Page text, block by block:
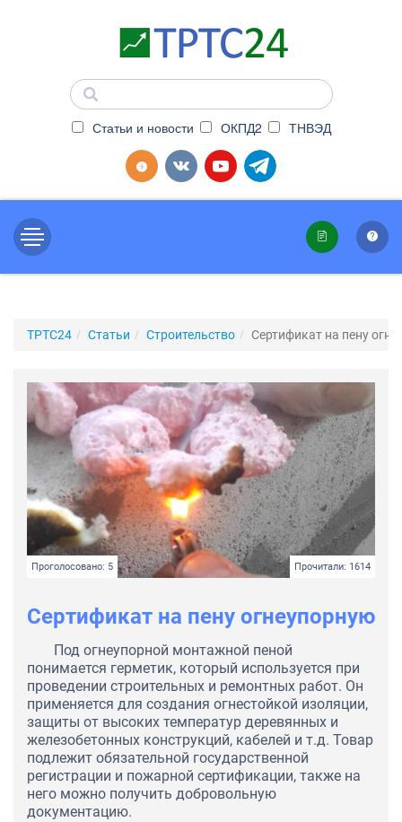
Статьи и новости ОКПД2 ТНВЭД
ТРТС24 Статьи Строительство Сертификат на пену
Проголосовано: 5 Прочитали: 1614
Сертификат на пену огнеупорную
Под огнеупорной монтажной пеной
понимается герметик, который используется при
проведении строительных и ремонтных работ. Он
применяется для создания огнестойкой изоляции,
защиты от высоких температур деревянных и
железобетонных конструкций, кабелей и т.д. Товар
подлежит обязательной государственной
регистрации и пожарной сертификации, также на
него можно получить добровольную
документацию.